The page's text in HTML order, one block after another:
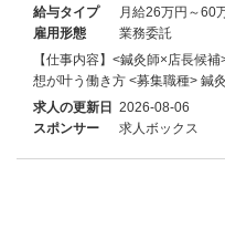
給与タイプ
月給26万円～60
雇用形態
業務委託
【仕事内容】<鍼灸師×店長候
想が叶う働き方 <募集職種> 鍼
求人の更新日 2026-08-06
スポンサー
求人ボックス